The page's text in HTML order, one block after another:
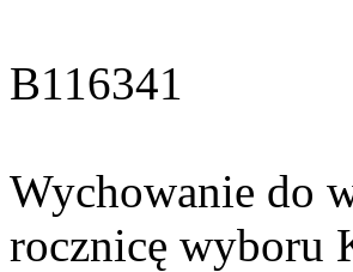
B116341
Wychowanie do
rocznicę wyboru